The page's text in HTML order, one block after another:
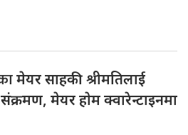
मेयर साहकी श्रीमतिलाई
संक्रमण, मेयर हाेम क्वारेन्टाइनमा